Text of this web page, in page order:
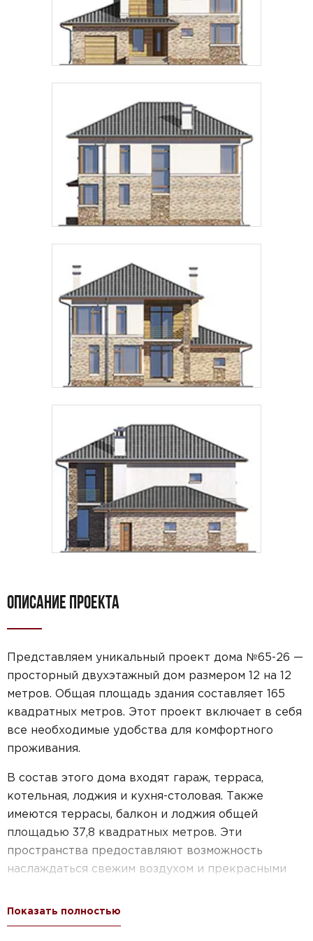
ОПИСАНИЕ ПРОЕКТА
Представляем уникальный проект дома №65-26 —
просторный двухэтажный дом размером 12 на 12
метров. Общая площадь здания составляет 165
квадратных метров. Этот проект включает в себя
все необходимые удобства для комфортного
проживания.
В состав этого дома входят гараж, терраса,
котельная, лоджия и кухня-столовая. Также
имеются террасы, балкон и лоджия общей
площадью 37,8 квадратных метров. Эти
пространства предоставляют возможность
наслаждаться свежим воздухом и прекрасными
Наш проект идеально подходит для тех, кто ищет
Показать полностью
Звонок
Telegram MAX
согласие на обработку персональных данных
подтверждаю, что ознакомлен(а) сполитикой
обработки персональных данных.
Рассчитать стоимость